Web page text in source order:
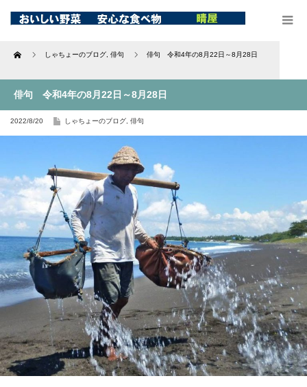
Home しゃちょーのブログ 俳句 俳句 令和4年の8月22日～8月28日
俳句 令和4年の8月22日～8月28日
2022/8/20 しゃちょーのブログ 俳句